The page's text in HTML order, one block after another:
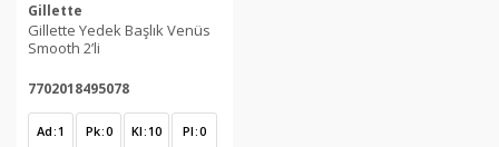
Gillette
Gillette Yedek Başlık Venüs
Smooth 2’li
7702018495078
Ad 1 Pk 0 Kl 10 Pl 0